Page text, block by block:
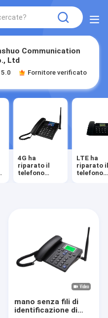
Communication
Ltd
5.0 Fornitore verificato
4G ha
riparato il
telefono
LTE ha
riparato
telefono
mano senza fili di
identificazione di